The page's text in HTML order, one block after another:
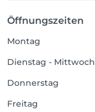
Öffnungszeiten
Montag
Dienstag - Mittwoch
Donnerstag
Freitag